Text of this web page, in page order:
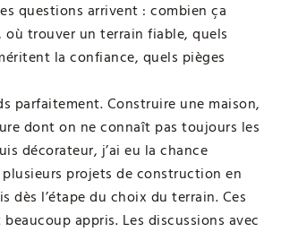
questions arrivent : combien ça
trouver un terrain fiable, quels
la confiance, quels pièges
parfaitement. Construire une maison,
dont on ne connaît pas toujours les
décorateur, j’ai eu la chance
plusieurs projets de construction en
dès l’étape du choix du terrain. Ces
beaucoup appris. Les discussions avec